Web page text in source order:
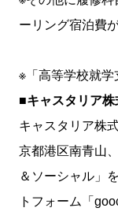
ーリング宿泊費
※「高等学校就学
■キャスタリア
キャスタリア株
京都港区南青山
＆ソーシャル」
トフォーム「